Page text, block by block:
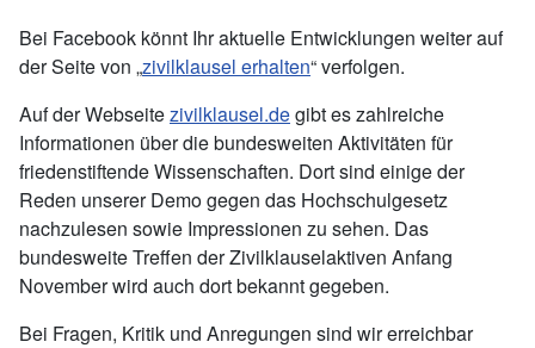
Bei Facebook könnt Ihr aktuelle Entwicklungen weiter auf
der Seite von „zivilklausel erhalten“ verfolgen.
Auf der Webseitezivilklausel.degibt es zahlreiche
Informationen über die bundesweiten Aktivitäten für
friedenstiftende Wissenschaften. Dort sind einige der
Reden unserer Demo gegen das Hochschulgesetz
nachzulesen sowie Impressionen zu sehen. Das
bundesweite Treffen der Zivilklauselaktiven Anfang
November wird auch dort bekannt gegeben.
Bei Fragen, Kritik und Anregungen sind wir erreichbar